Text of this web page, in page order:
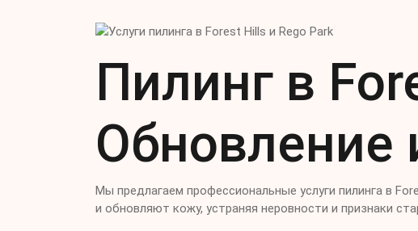
Пилинг в
Обновление
Мы предлагаем профессиональные услуги пилинга в
и обновляют кожу, устраняя неровности и признаки